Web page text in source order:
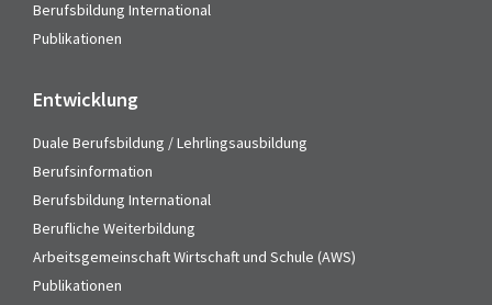
Berufsbildung International
Publikationen
Entwicklung
Duale Berufsbildung / Lehrlingsausbildung
Berufsinformation
Berufsbildung International
Berufliche Weiterbildung
Arbeitsgemeinschaft Wirtschaft und Schule (AWS)
Publikationen